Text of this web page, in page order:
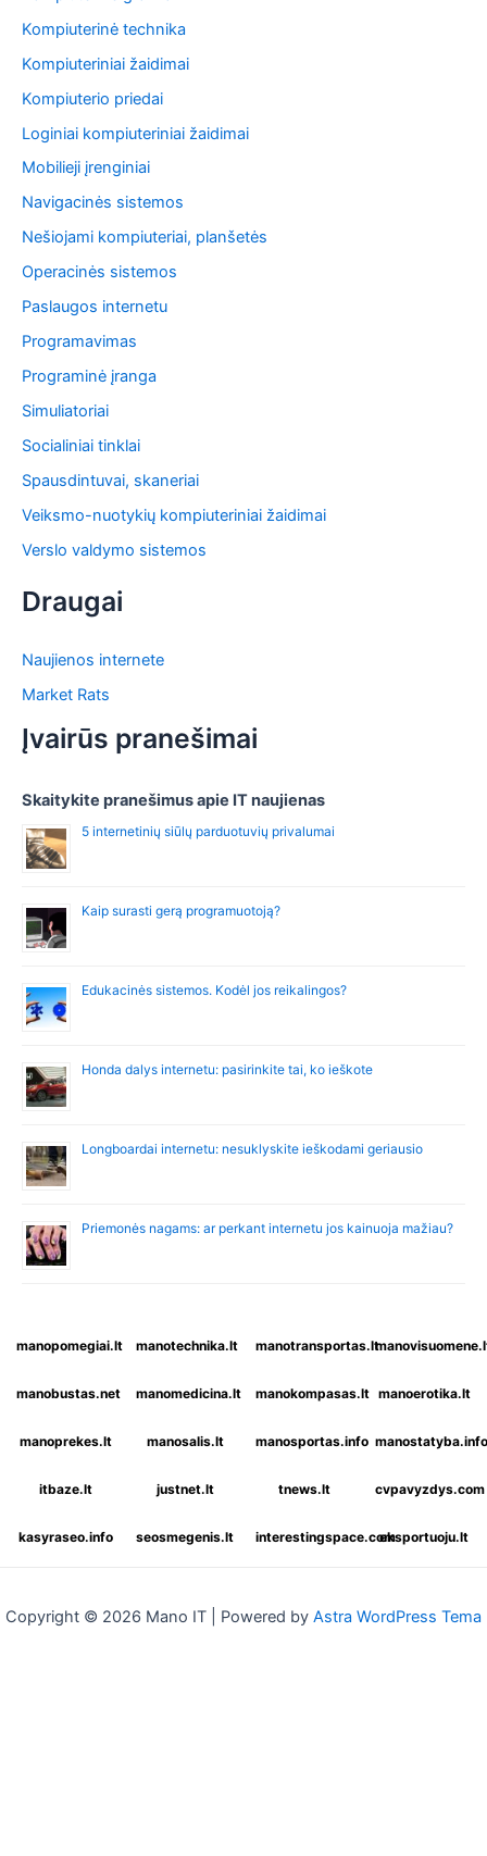
Kompiuterinė technika
Kompiuteriniai žaidimai
Kompiuterio priedai
Loginiai kompiuteriniai žaidimai
Mobilieji įrenginiai
Navigacinės sistemos
Nešiojami kompiuteriai, planšetės
Operacinės sistemos
Paslaugos internetu
Programavimas
Programinė įranga
Simuliatoriai
Socialiniai tinklai
Spausdintuvai, skaneriai
Veiksmo-nuotykių kompiuteriniai žaidimai
Verslo valdymo sistemos
Draugai
Naujienos internete
Market Rats
Įvairūs pranešimai
Skaitykite pranešimus apie IT naujienas
5 internetinių siūlų parduotuvių privalumai
Kaip surasti gerą programuotoją?
Edukacinės sistemos. Kodėl jos reikalingos?
Honda dalys internetu: pasirinkite tai, ko ieškote
Longboardai internetu: nesuklyskite ieškodami geriausio
Priemonės nagams: ar perkant internetu jos kainuoja mažiau?
manopomegiai.lt manotechnika.lt manotransportas.lt
manobustas.net manomedicina.lt manokompasas.lt manoerotika.lt
manoprekes.lt manosalis.lt manosportas.info manostatyba.info
itbaze.lt justnet.lt tnews.lt cvpavyzdys.com
kasyraseo.info seosmegenis.lt interestingspace.comeksportuoju.lt
Copyright © 2026 Mano IT | Powered by Astra WordPress Tema